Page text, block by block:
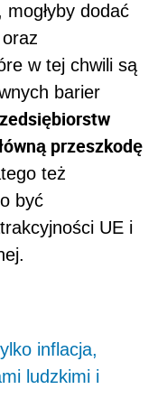
dodać
w tej chwili są
barier
przeszkodę
też
być
UE i
inflacja,
ludzkimi i